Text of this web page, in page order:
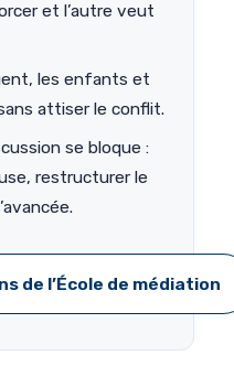
et l’autre veut
les enfants et
attiser le conflit.
se bloque :
restructurer le
de l’École de médiation